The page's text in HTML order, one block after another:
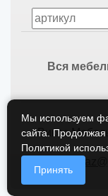
Вся
Викос
vikos-
Мы используем
сайта. Продолжая
Политикой
Принять